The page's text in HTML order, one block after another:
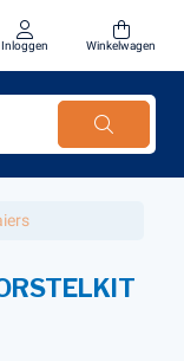
Inloggen Winkelwagen